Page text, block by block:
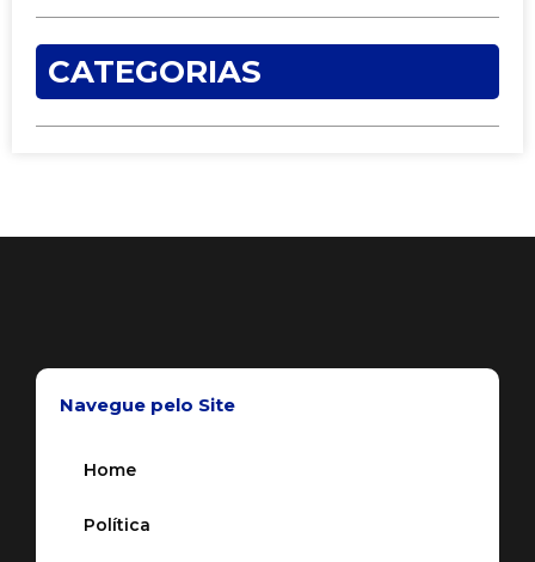
CATEGORIAS
Navegue pelo Site
Home
Política